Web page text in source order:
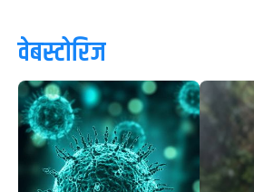
वेबस्टोरिज